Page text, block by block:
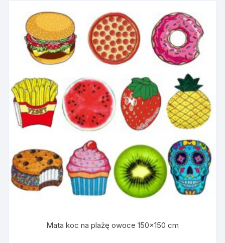
Mata koc na plażę owoce 150×150 cm